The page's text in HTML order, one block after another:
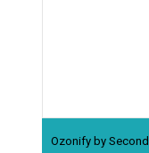
Ozonify by Second